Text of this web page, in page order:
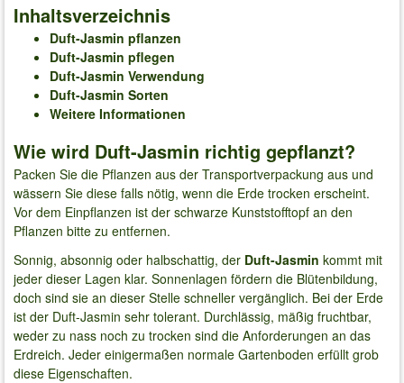
Inhaltsverzeichnis
Duft-Jasmin pflanzen
Duft-Jasmin pflegen
Duft-Jasmin Verwendung
Duft-Jasmin Sorten
Weitere Informationen
Wie wird Duft-Jasmin richtig gepflanzt?
Packen Sie die Pflanzen aus der Transportverpackung aus und
wässern Sie diese falls nötig, wenn die Erde trocken erscheint.
Vor dem Einpflanzen ist der schwarze Kunststofftopf an den
Pflanzen bitte zu entfernen.
Sonnig, absonnig oder halbschattig, der Duft-Jasmin kommt mit
jeder dieser Lagen klar. Sonnenlagen fördern die Blütenbildung,
doch sind sie an dieser Stelle schneller vergänglich. Bei der Erde
ist der Duft-Jasmin sehr tolerant. Durchlässig, mäßig fruchtbar,
weder zu nass noch zu trocken sind die Anforderungen an das
Erdreich. Jeder einigermaßen normale Gartenboden erfüllt grob
diese Eigenschaften.